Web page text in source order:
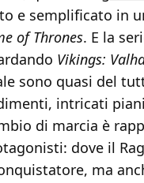
e semplificato in
of Thrones. E la
Vikings:
sono quasi del
intricati
di marcia è
dove il
ma